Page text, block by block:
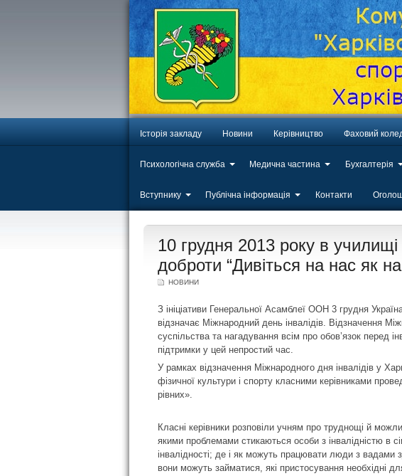
Історія закладу Новини Керівництво Фаховий
Психологічна служба Медична частина Бухгалтерія
Вступнику Публічна інформація Контакти
20
10 грудня 2013 року в
доброти “Дивіться на нас як на
НОВИНИ
З ініціативи Генеральної Асамблеї ООН 3 грудня
відзначає Міжнародний день інвалідів. Відзначення
суспільства та нагадування всім про обов’язок перед
підтримки у цей непростий час.
У рамках відзначення Міжнародного дня інвалідів у
фізичної культури і спорту класними керівниками
рівних».
Класні керівники розповіли учням про труднощі й
якими проблемами стикаються особи з інвалідністю в
інвалідності; де і як можуть працювати люди з вадами
вони можуть займатися, які пристосування необхідні